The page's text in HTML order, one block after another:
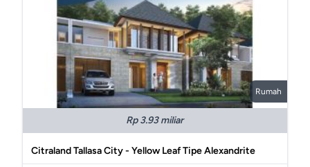
Rumah
Rp 3.93 miliar
Citraland Tallasa City - Yellow Leaf Tipe Alexandrite